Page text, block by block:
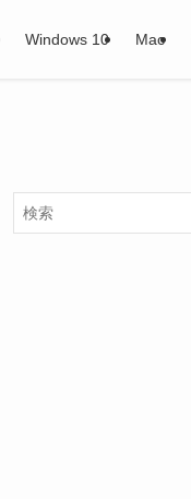
Windows 10 Mac